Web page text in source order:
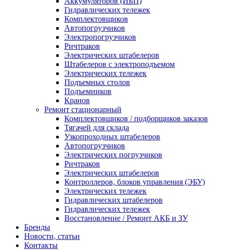
Гидравлических тележек
Комплектовщиков
Автопогрузчиков
Электропогрузчиков
Ричтраков
Электрических штабелеров
Штабелеров с электроподъемом
Электрических тележек
Подъемных столов
Подъемников
Кранов
Ремонт стационарный
Комплектовщиков / подборщиков заказов
Тягачей для склада
Узкопроходных штабелеров
Автопогрузчиков
Электрических погрузчиков
Ричтраков
Электрических штабелеров
Контроллеров, блоков управления (ЭБУ)
Электрических тележек
Гидравлических штабелеров
Гидравлических тележек
Восстановление / Ремонт АКБ и ЗУ
Бренды
Новости, статьи
Контакты